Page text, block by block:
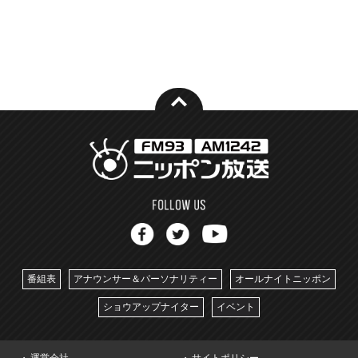
番組表 アナウンサー＆パーソナリティー オールナイトニッポン
ショウアップナイター イベント